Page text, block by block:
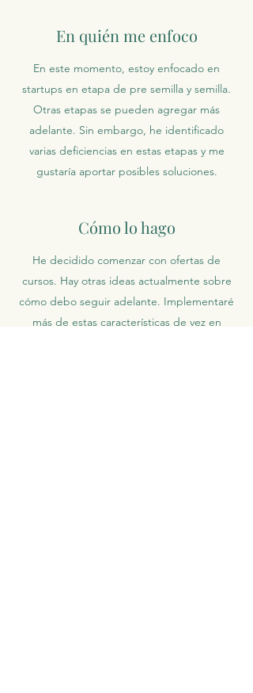
En quién me enfoco
En este momento, estoy enfocado en
startups en etapa de pre semilla y semilla.
Otras etapas se pueden agregar más
adelante. Sin embargo, he identificado
varias deficiencias en estas etapas y me
gustaría aportar posibles soluciones.
Cómo lo hago
He decidido comenzar con ofertas de
cursos. Hay otras ideas actualmente sobre
cómo debo seguir adelante. Implementaré
más de estas características de vez en